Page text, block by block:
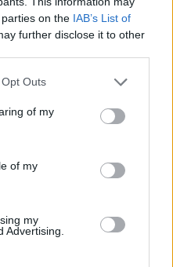
on the IAB’s List of
further disclose it to other
Outs
of my
of my
my
Advertising.
gång per år. Resultaten
visar på det
knappt
Melleruds tillverkas i
tio (71 procent) tror att
när man bryter ner
är att knappt